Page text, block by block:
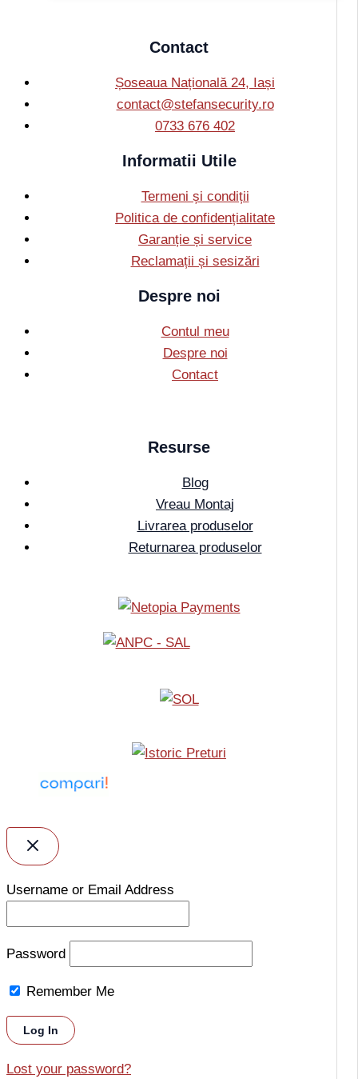
Contact
Șoseaua Națională 24, Iași
contact@stefansecurity.ro
0733 676 402
Informatii Utile
Termeni și condiții
Politica de confidențialitate
Garanție și service
Reclamații și sesizări
Despre noi
Contul meu
Despre noi
Contact
Resurse
Blog
Vreau Montaj
Livrarea produselor
Returnarea produselor
Username or Email Address
Password
Remember Me
Lost your password?